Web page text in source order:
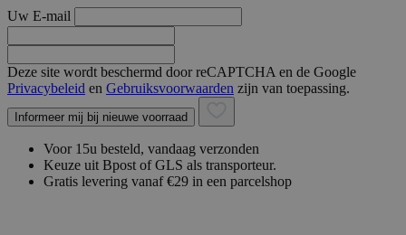
Uw E-mail
Deze site wordt beschermd door reCAPTCHA en de Google
Privacybeleid en Gebruiksvoorwaarden zijn van toepassing.
Informeer mij bij nieuwe voorraad
Voor 15u besteld, vandaag verzonden
Keuze uit Bpost of GLS als transporteur.
Gratis levering vanaf €29 in een parcelshop